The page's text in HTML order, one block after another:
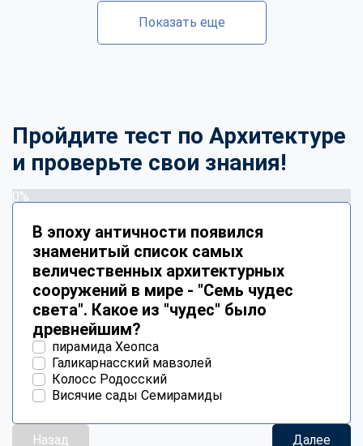
Показать еще
Пройдите тест по Архитектуре
и проверьте свои знания!
0%
В эпоху античности появился
знаменитый список самых
величественных архитектурных
сооружений в мире - "Семь чудес
света". Какое из "чудес" было
древнейшим?
пирамида Хеопса
Галикарнасский мавзолей
Колосс Родосский
Висячие сады Семирамиды
Назад Далее